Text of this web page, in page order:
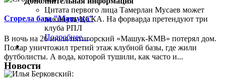
Сгорела база "Машука"
В ночь на 26 июля пятигорский «Машук-КМВ» потерял дом.
Пожар уничтожил третий этаж клубной базы, где жили
футболисты. А вода, которой тушили, как часто и...
Цитата первого лица Тамерлан Мусаев может
покинуть ЦСКА. На форварда претендуют три
клуба РПЛ
Подробнее ...
Новости